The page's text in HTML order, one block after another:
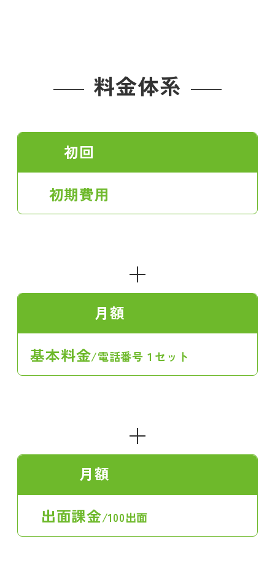
料金体系
初回
初期費用
＋
月額
基本料金/電話番号１セット
＋
月額
出面課金/100出面